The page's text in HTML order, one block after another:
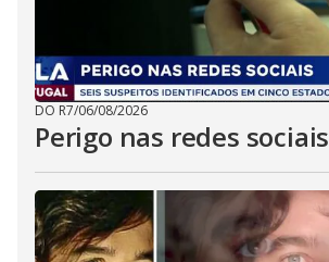
DO R7/06/08/2026
Perigo nas redes sociais